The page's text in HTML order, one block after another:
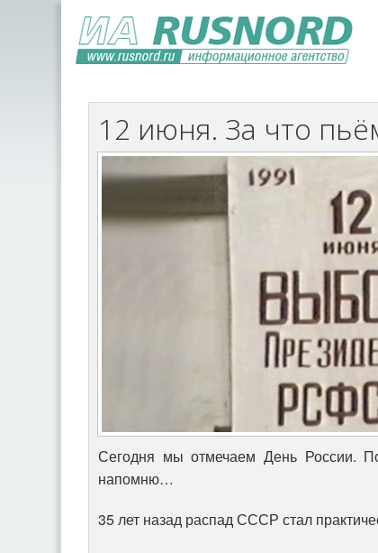
12 июня. За что
Сегодня мы отмечаем День России.
напомню…
35 лет назад распад СССР стал